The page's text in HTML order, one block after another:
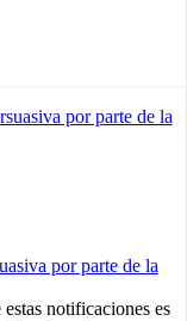
por parte de la
notificaciones es